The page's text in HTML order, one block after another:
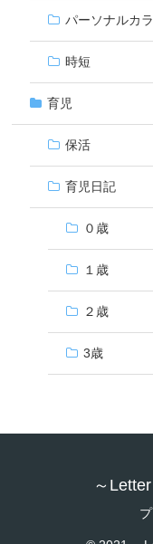
パーソナルカ
時短
育児
保活
育児日記
０歳
１歳
２歳
3歳
～